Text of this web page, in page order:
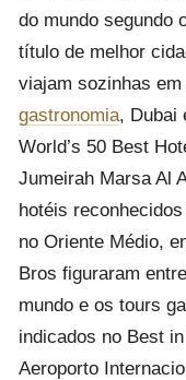
do mundo segundo
título de melhor
viajam sozinhas
gastronomia, Dubai
World’s 50 Best
Jumeirah Marsa Al
hotéis
no Oriente Médio,
Bros figuraram
mundo e os tours
indicados no Best
Aeroporto